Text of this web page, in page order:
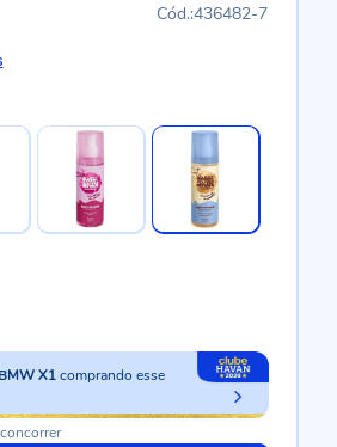
436482-7
X1comprando esse